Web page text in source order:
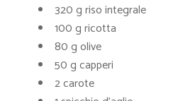
320 g riso integrale
100 g ricotta
80 g olive
50 g capperi
2 carote